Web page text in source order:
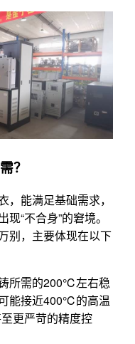
？
能满足基础需求，
“不合身”的窘境。
别，主要体现在以下
所需的200℃左右稳
能接近400℃的高温
更严苛的精度控